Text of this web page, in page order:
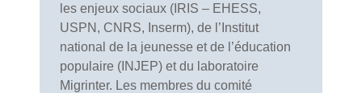
les enjeux sociaux (IRIS – EHESS,
USPN, CNRS, Inserm), de l’Institut
national de la jeunesse et de l’éducation
populaire (INJEP) et du laboratoire
Migrinter. Les membres du comité